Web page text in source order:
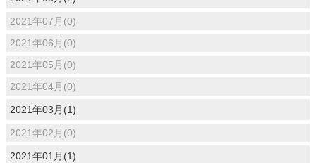
2021年07月(0)
2021年06月(0)
2021年05月(0)
2021年04月(0)
2021年03月(1)
2021年02月(0)
2021年01月(1)